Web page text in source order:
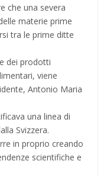
che una severa
materie prime
tra le prime ditte
dei prodotti
viene
Antonio Maria
una linea di
Svizzera.
in proprio creando
scientifiche e